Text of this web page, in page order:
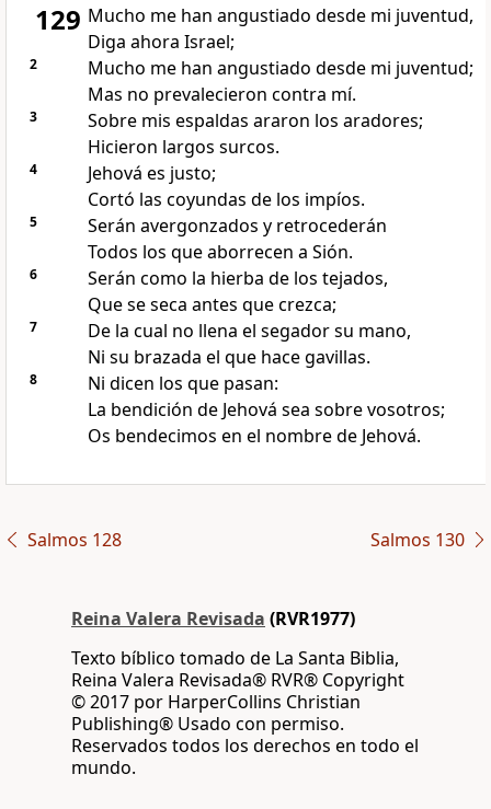
129 Mucho me han angustiado desde mi juventud,
Diga ahora Israel;
2
Mucho me han angustiado desde mi juventud;
Mas no prevalecieron contra mí.
3
Sobre mis espaldas araron los aradores;
Hicieron largos surcos.
4
Jehová es justo;
Cortó las coyundas de los impíos.
5
Serán avergonzados y retrocederán
Todos los que aborrecen a Sión.
6
Serán como la hierba de los tejados,
Que se seca antes que crezca;
7
De la cual no llena el segador su mano,
Ni su brazada el que hace gavillas.
8
Ni dicen los que pasan:
La bendición de Jehová sea sobre vosotros;
Os bendecimos en el nombre de Jehová.
Salmos 128 Salmos 130
Reina Valera Revisada (RVR1977)
Texto bíblico tomado de La Santa Biblia,
Reina Valera Revisada® RVR® Copyright
© 2017 por HarperCollins Christian
Publishing® Usado con permiso.
Reservados todos los derechos en todo el
mundo.